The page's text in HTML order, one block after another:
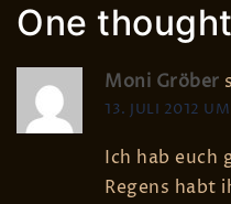
One
Moni Gröber
13. JULI 2012
Ich hab euch
Regens habt